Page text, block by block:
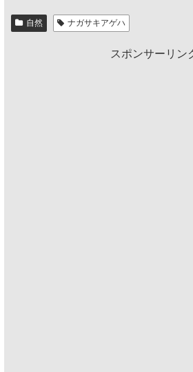
自然 ナガサキアゲハ
スポンサーリン